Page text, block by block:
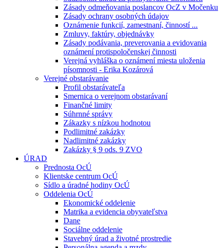
Zásady odmeňovania poslancov OcZ v Močenku
Zásady ochrany osobných údajov
Oznámenie funkcií, zamestnaní, činností ...
Zmluvy, faktúry, objednávky
Zásady podávania, preverovania a evidovania
oznámení protispoločenskej činnosti
Verejná vyhláška o oznámení miesta uloženia
písomnosti - Erika Kozárová
Verejné obstarávanie
Profil obstarávateľa
Smernica o verejnom obstarávaní
Finančné limity
Súhrnné správy
Zákazky s nízkou hodnotou
Podlimitné zakázky
Nadlimitné zakázky
Zakázky § 9 ods. 9 ZVO
ÚRAD
Prednosta OcÚ
Klientske centrum OcÚ
Sídlo a úradné hodiny OcÚ
Oddelenia OcÚ
Ekonomické oddelenie
Matrika a evidencia obyvateľstva
Dane
Sociálne oddelenie
Stavebný úrad a životné prostredie